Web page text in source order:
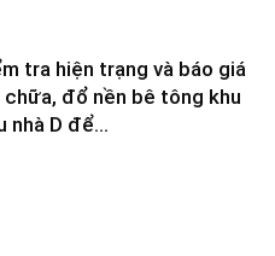
tra hiện trạng và báo giá
đổ nền bê tông khu
nhà D để...